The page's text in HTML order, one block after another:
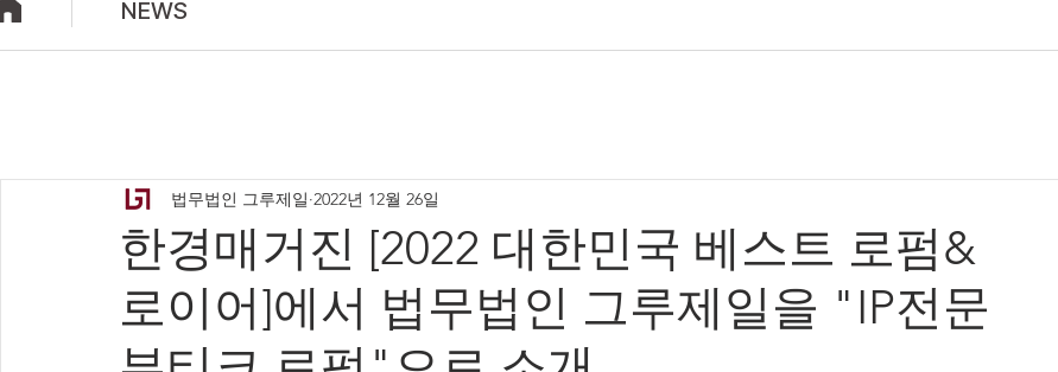
NEWS
한경매거진 [2022 대한민국 베스트 로펌&
로이어]에서 법무법인 그루제일을 "IP전문
법무법인 그루제일 2022년 12월 26일